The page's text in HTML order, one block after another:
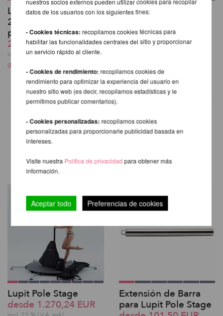
Lupit Pole Grip G3
20-piezas con caja de
presentación
256,29 EUR
incl. 22 % I.V.A. exkl.
gastos de envio
Lupit Pole Pro G4
desde 768,91 EUR
incl. 22 % I.V.A. exkl.
OTROS PRODUCTOS DE LA
Lupit Pole Stage
desde 1.270,24 EUR
Extensión de Barra
para Lupit Pole Stage
datos de los usuarios con los siguientes fines:
- Cookies técnicas:recopilamos cookies técnicas para
habilitar las funcionalidades centrales del sitio y proporcionar
un servicio rápido al cliente.
- Cookies de rendimiento: recopilamos cookies de
rendimiento para optimizar la experiencia del usuario en
nuestro sitio web (es decir, recopilamos estadísticas y le
permitimos publicar comentarios).
- Cookies personalizadas: recopilamos cookies
personalizadas para proporcionarle publicidad basada en
intereses.
Visite nuestra Política de privacidadpara obtener más
información.
Aceptar todo Preferencias de cookies